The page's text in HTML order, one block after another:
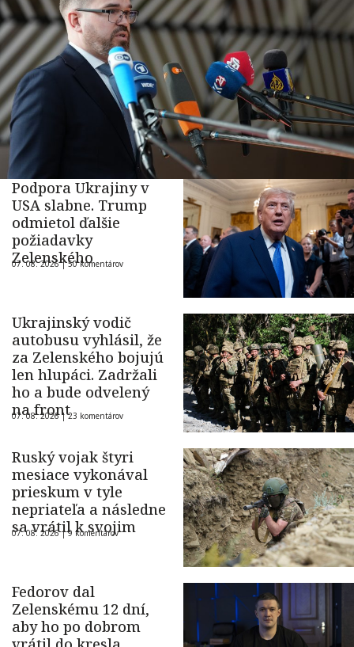
Podpora Ukrajiny v
USA slabne. Trump
odmietol ďalšie
požiadavky
Zelenského
07. 08. 2026 |50 komentárov
Ukrajinský vodič
autobusu vyhlásil, že
za Zelenského bojujú
len hlupáci. Zadržali
ho a bude odvelený
na front
07. 08. 2026 |23 komentárov
Ruský vojak štyri
mesiace vykonával
prieskum v tyle
nepriateľa a následne
sa vrátil k svojim
07. 08. 2026 |9 komentárov
Fedorov dal
Zelenskému 12 dní,
aby ho po dobrom